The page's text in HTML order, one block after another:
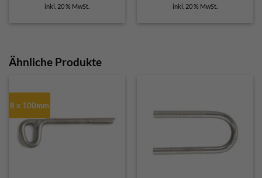
inkl. 20 % MwSt. inkl. 20 % MwSt.
Ähnliche Produkte
8 x 100mm